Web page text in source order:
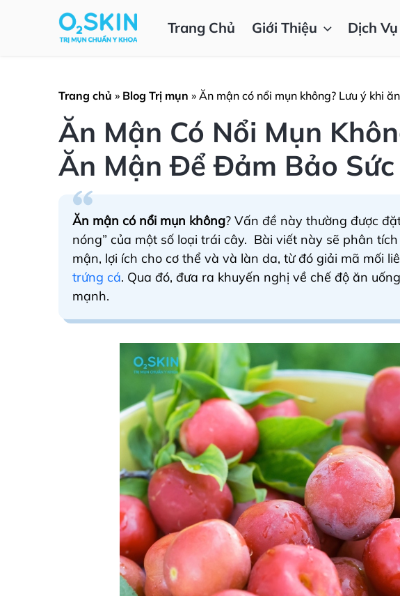
Trang Chủ Giới Thiệu Dịch Vụ
Trang chủ » Blog Trị mụn » Ăn mận có nổi mụn không? Lưu ý khi
Ăn Mận Có Nổi Mụn
Ăn Mận Để Đảm Bảo Sức
Ăn mận có nổi mụn không? Vấn đề này thường được
nóng” của một số loại trái cây. Bài viết này sẽ phân
mận, lợi ích cho cơ thể và và làn da, từ đó giải mã mối
trứng cá. Qua đó, đưa ra khuyến nghị về chế độ ăn
mạnh.